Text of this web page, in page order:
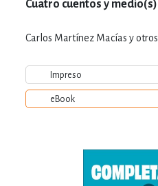
Cuatro cuentos y medio(s)
Carlos Martínez Macías y otros
Impreso
eBook